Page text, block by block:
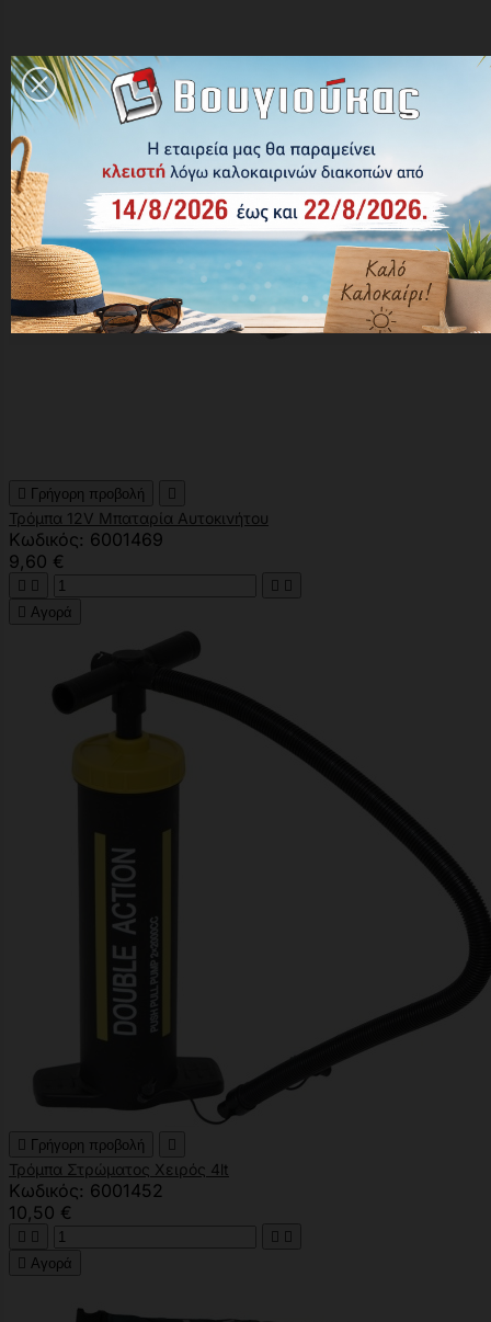
 Γρήγορη προβολή 
Τρόμπα 12V Μπαταρία Αυτοκινήτου
Κωδικός: 6001469
9,60 €
   
 Αγορά
 Γρήγορη προβολή 
Τρόμπα Στρώματος Χειρός 4lt
Κωδικός: 6001452
10,50 €
   
 Αγορά